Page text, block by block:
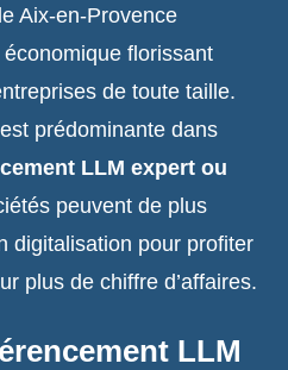
Aix-en-Provence
florissant
de toute taille.
prédominante dans
LLM expert ou
peuvent de plus
digitalisation pour profiter
plus de chiffre d’affaires.
LLM